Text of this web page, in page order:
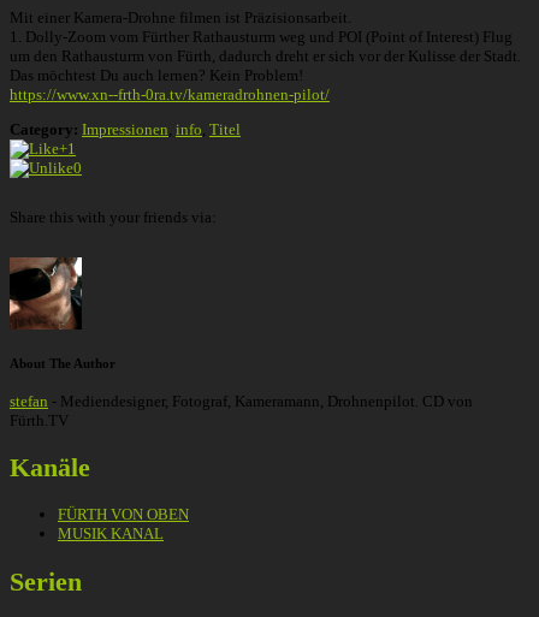
Mit einer Kamera-Drohne filmen ist Präzisionsarbeit.
1. Dolly-Zoom vom Fürther Rathausturm weg und POI (Point of Interest) Flug
um den Rathausturm von Fürth, dadurch dreht er sich vor der Kulisse der Stadt.
Das möchtest Du auch lernen? Kein Problem!
https://www.xn--frth-0ra.tv/kameradrohnen-pilot/
Category: Impressionen info Titel
+1
0
Share this with your friends via:
About The Author
stefan - Mediendesigner, Fotograf, Kameramann, Drohnenpilot. CD von
Fürth.TV
Kanäle
FÜRTH VON OBEN
MUSIK KANAL
Serien